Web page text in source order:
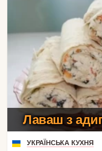
Лаваш з
УКРАЇНСЬКА КУХНЯ